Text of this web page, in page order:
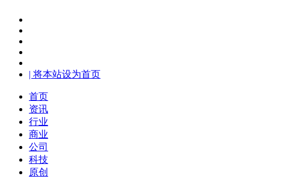
| 将本站设为首页
首页
资讯
行业
商业
公司
科技
原创